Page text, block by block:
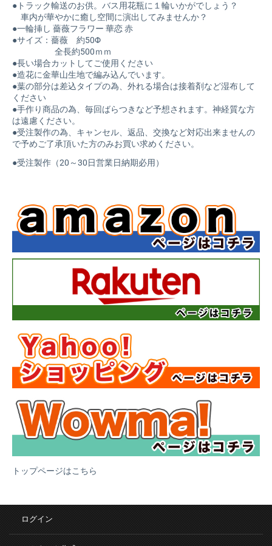
●トラック輸送のお供。バス用花瓶に１輪いかがでしょう？
車内が華やかに癒し空間に演出してみませんか？
●一輪挿し 薔薇フラワー 華恋 赤
●サイズ：薔薇 約50Φ
全長約500ｍｍ
●長い場合カットしてご使用ください
●造花に金華山生地で編み込んでいます。
●葉の部分は差込タイプの為、外れる場合は接着剤など湿布して
ください
●手作り商品の為、毎回ばらつきなど予想されます。神経質な方
は遠慮ください。
●受注製作の為、キャンセル、返品、交換など対応出来ませんの
で予めご了承頂いた方のみお買い求めください。
●受注製作（20～30日営業日納期必用）
トップページはこちら
ログイン